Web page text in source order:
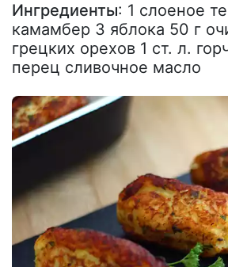
Ингредиенты: 1 слоеное
камамбер 3 яблока 50 г
грецких орехов 1 ст. л.
перец сливочное масло